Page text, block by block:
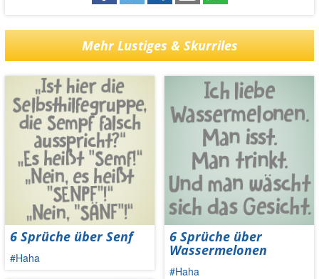
Mehr Lustiges & Skurriles
6 Sprüche über Senf
#Haha
6 Sprüche über
Wassermelonen
#Haha